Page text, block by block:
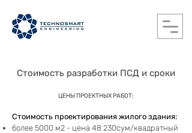
Стоимость разработки ПСД и сроки
ЦЕНЫ ПРОЕКТНЫХ РАБОТ:
Стоимость проектирования жилого здания:
более 5000 м2 - цена 48 230сум/квадратный